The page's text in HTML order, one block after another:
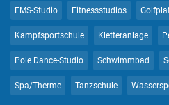
EMS-Studio Fitnessstudios
Kampfsportschule Kletteranlage
Pole Dance-Studio Schwimmbad
Spa/Therme Tanzschule